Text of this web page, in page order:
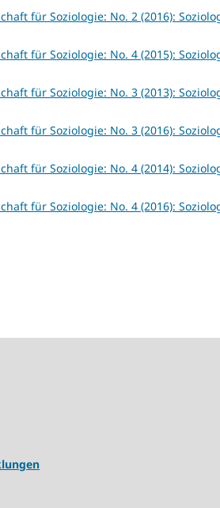
für Soziologie: No. 2 (2016):
für Soziologie: No. 4 (2015):
für Soziologie: No. 3 (2013):
für Soziologie: No. 3 (2016):
für Soziologie: No. 4 (2014):
für Soziologie: No. 4 (2016):